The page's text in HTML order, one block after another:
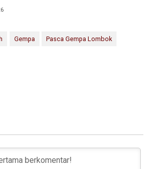
Gempa Pasca Gempa Lombok